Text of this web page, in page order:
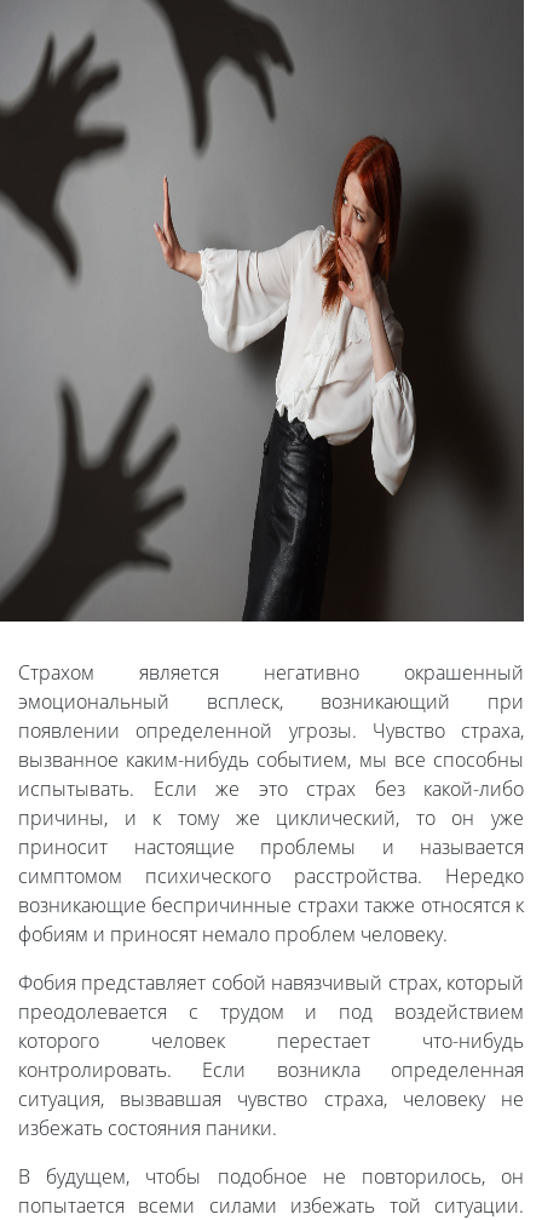
Страхом является негативно окрашенный
эмоциональный всплеск, возникающий при
появлении определенной угрозы. Чувство страха,
вызванное каким-нибудь событием, мы все способны
испытывать. Если же это страх без какой-либо
причины, и к тому же циклический, то он уже
приносит настоящие проблемы и называется
симптомом психического расстройства. Нередко
возникающие беспричинные страхи также относятся к
фобиям и приносят немало проблем человеку.
Фобия представляет собой навязчивый страх, который
преодолевается с трудом и под воздействием
которого человек перестает что-нибудь
контролировать. Если возникла определенная
ситуация, вызвавшая чувство страха, человеку не
избежать состояния паники.
В будущем, чтобы подобное не повторилось, он
попытается всеми силами избежать той ситуации.